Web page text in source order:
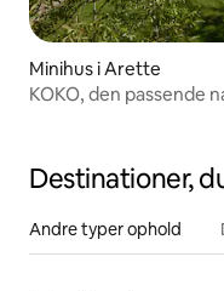
Minihus i Arette
KOKO, den passende
Destinationer,
Andre typer ophold